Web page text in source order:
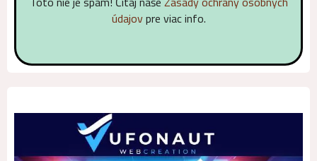
údajovpre viac info.
Alternative: